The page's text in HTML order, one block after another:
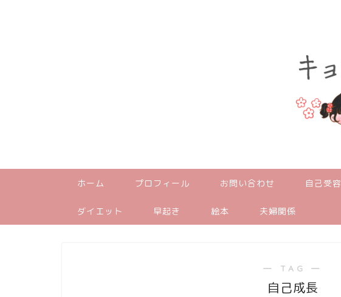
ホーム プロフィール お問い合わせ 自己受容
ダイエット 早起き 絵本 夫婦関係
― TAG ―
自己成長